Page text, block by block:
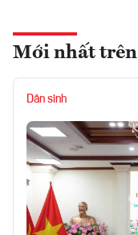
Mới nhất trên
Dân sinh